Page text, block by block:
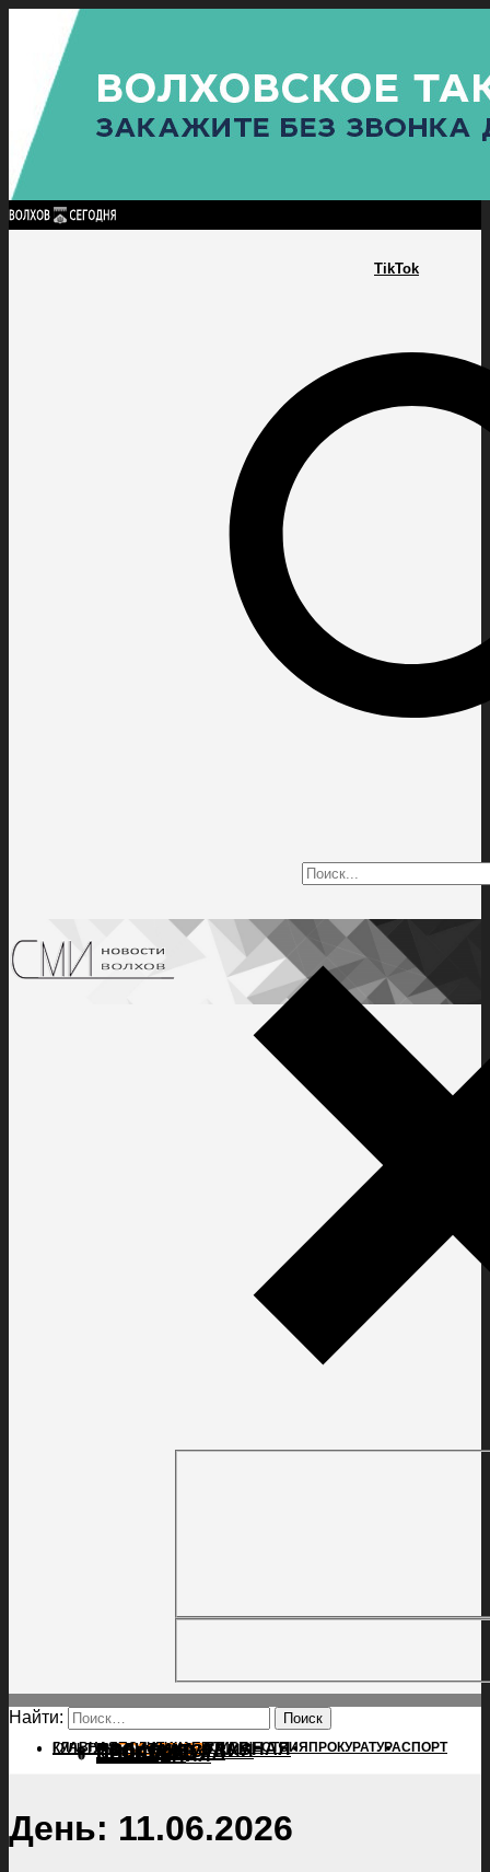
TikTok
Найти:
ГЛАВНАЯПОЛИТИКАПРОИСШЕСТВИЯ ПРОКУРАТУРАСПОРТ
КУЛЬТУРАПОСЕЛЕНИЯГЛАВНАЯ
ПОЛИТИКА
ПРОИСШЕСТВИЯ
ПРОКУРАТУРА
СПОРТ
КУЛЬТУРА
ПОСЕЛЕНИЯ
Найти:
ГЛАВНАЯ ПОЛИТИКАПРОИСШЕСТВИЯ ПРОКУРАТУРАСПОРТ
ПОЛИТИКА
КУЛЬТУРА
ПОСЕЛЕНИЯ
День: 11.06.2026